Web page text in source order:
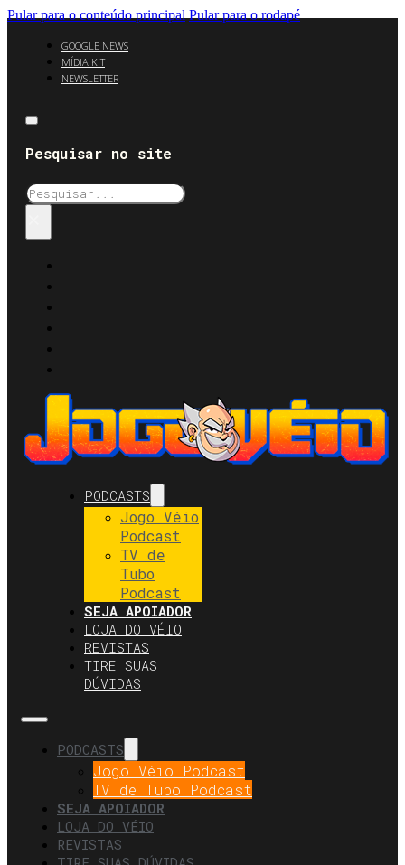
Pular para o conteúdo principal Pular para o rodapé
GOOGLE NEWS
MÍDIA KIT
NEWSLETTER
Pesquisar no site
Pesquisar
PODCASTS
Jogo Véio
Podcast
TV de
Tubo
Podcast
SEJA APOIADOR
LOJA DO VÉIO
REVISTAS
TIRE SUAS
DÚVIDAS
PODCASTS
Jogo Véio Podcast
TV de Tubo Podcast
SEJA APOIADOR
LOJA DO VÉIO
REVISTAS